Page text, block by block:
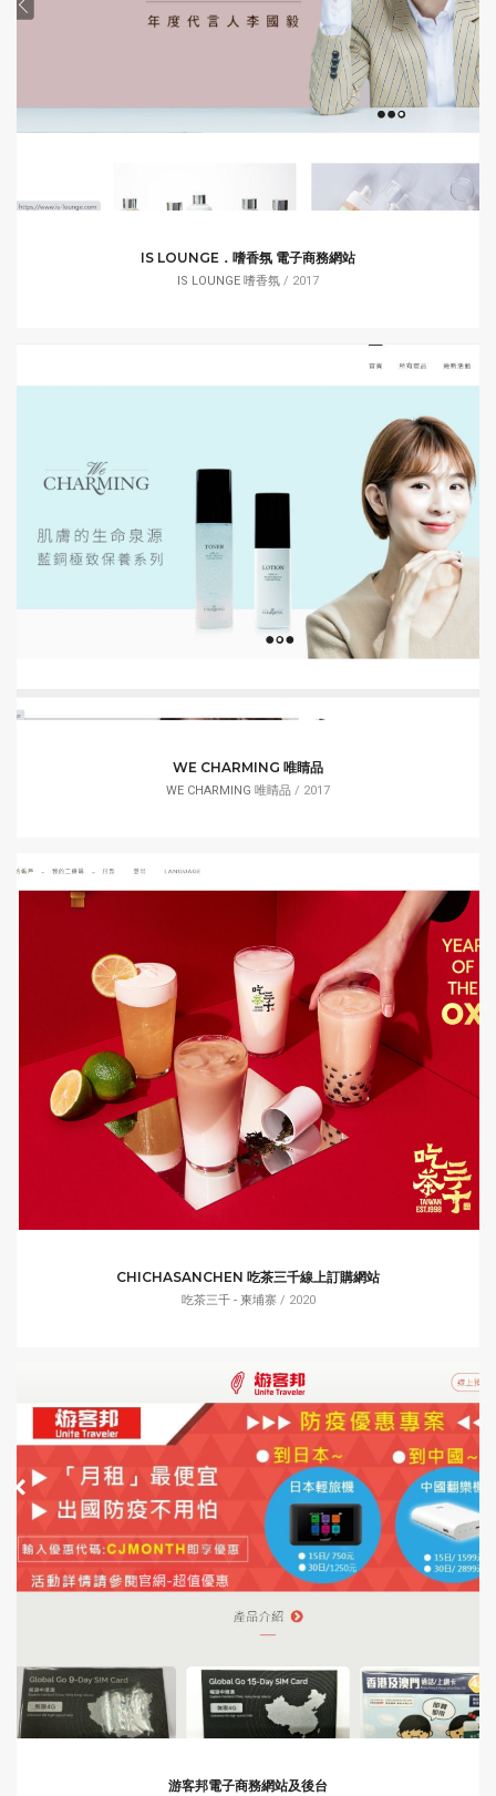
IS LOUNGE．嗜香氛 電子商務網站
IS LOUNGE 嗜香氛 / 2017
WE CHARMING 唯睛品
WE CHARMING 唯睛品 / 2017
CHICHASANCHEN 吃茶三千線上訂購網站
吃茶三千 - 柬埔寨/ 2020
游客邦電子商務網站及後台